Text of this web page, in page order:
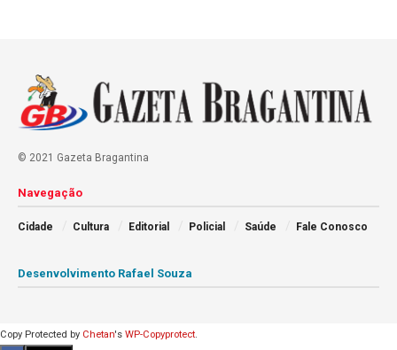
© 2021 Gazeta Bragantina
Navegação
Cidade Cultura Editorial Policial Saúde Fale Conosco
Desenvolvimento Rafael Souza
Copy Protected by Chetan's WP-Copyprotect.